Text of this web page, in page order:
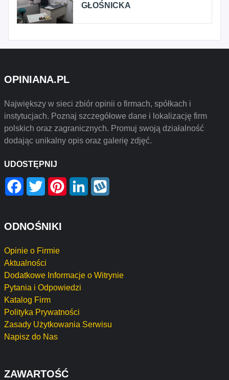
GŁOŚNICKA
OPINIANA.PL
Największy w sieci zbiór opinii o firmach, spółkach i
instytucjach. Poznaj szczegółowe dane i lokalizację firm
polskich oraz zagranicznych. Promuj swoją działalność
dodając unikalny opis oraz galerię zdjęć.
UDOSTĘPNIJ
Facebook
Twitter PinterestLinkedIn
ODNOŚNIKI
Opinie o Firmie
Aktualności
Dodatkowe Informacje o Witrynie
Pytania i Odpowiedzi
Katalog Firm
Polityka Prywatności
Zasady Użytkowania Serwisu
Napisz do Nas
ZAWARTOŚĆ